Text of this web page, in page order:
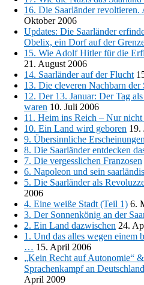
16. Die Saarländer
Oktober 2006
Updates: Die Saarländer
Obelix, ein Dorf auf der
15. Wie Adolf Hitler für die
21. August 2006
14. Saarländer auf der Flucht
13. Die cleveren Nachbarn der
12. Der 13. Januar: Der Tag
waren 10. Juli 2006
11. Heim ins Reich – Nur
10. Ein Land wird geboren 19.
9. Übersinnliche Erscheinungen
8. Die Saarländer entdecken
7. Die vergesslichen Franzosen
6. Napoleon und sein
5. Die Saarländer als
2006
4. Eine weiße Stadt (Teil 1) 6.
3. Der Sonnenkönig an der
2. Ein Land dazwischen 24.
1. Und das alles wegen einem
… 15. April 2006
„Kein Recht auf Autonomie“
Sprachenkampf an
April 2009